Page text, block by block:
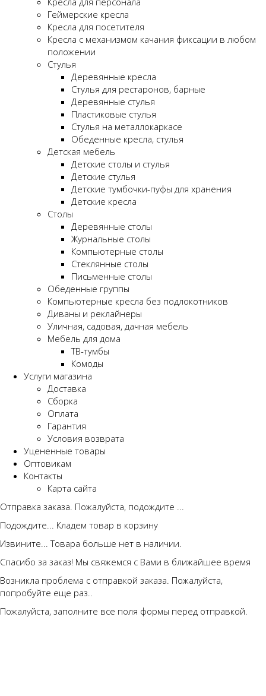
Геймерские кресла
Кресла для посетителя
Кресла с механизмом качания фиксации в любом
положении
Стулья
Деревянные кресла
Стулья для рестаронов, барные
Деревянные стулья
Пластиковые стулья
Стулья на металлокаркасе
Обеденные кресла, стулья
Детская мебель
Детские столы и стулья
Детские стулья
Детские тумбочки-пуфы для хранения
Детские кресла
Столы
Деревянные столы
Журнальные столы
Компьютерные столы
Стеклянные столы
Письменные столы
Обеденные группы
Компьютерные кресла без подлокотников
Диваны и реклайнеры
Уличная, садовая, дачная мебель
Мебель для дома
ТВ-тумбы
Комоды
Услуги магазина
Доставка
Сборка
Оплата
Гарантия
Условия возврата
Уцененные товары
Оптовикам
Контакты
Карта сайта
Отправка заказа. Пожалуйста, подождите ...
Подождите... Кладем товар в корзину
Извините... Товара больше нет в наличии.
Спасибо за заказ! Мы свяжемся с Вами в ближайшее время
Возникла проблема с отправкой заказа. Пожалуйста,
попробуйте еще раз..
Пожалуйста, заполните все поля формы перед отправкой.